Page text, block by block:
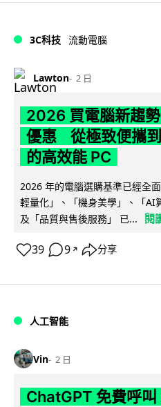
3C科技 流動電腦
Lawton 2 日
2026 買電腦新趨
優惠 從極致便攜
的高效能 PC
2026 年的電腦選購基準已經全
輕量化」、「機身美學」、「AI
及「品質與售後服務」 已...
閱
39 9 ↗ 分享
人工智能
Vin 2 日
ChatGPT 免費呼